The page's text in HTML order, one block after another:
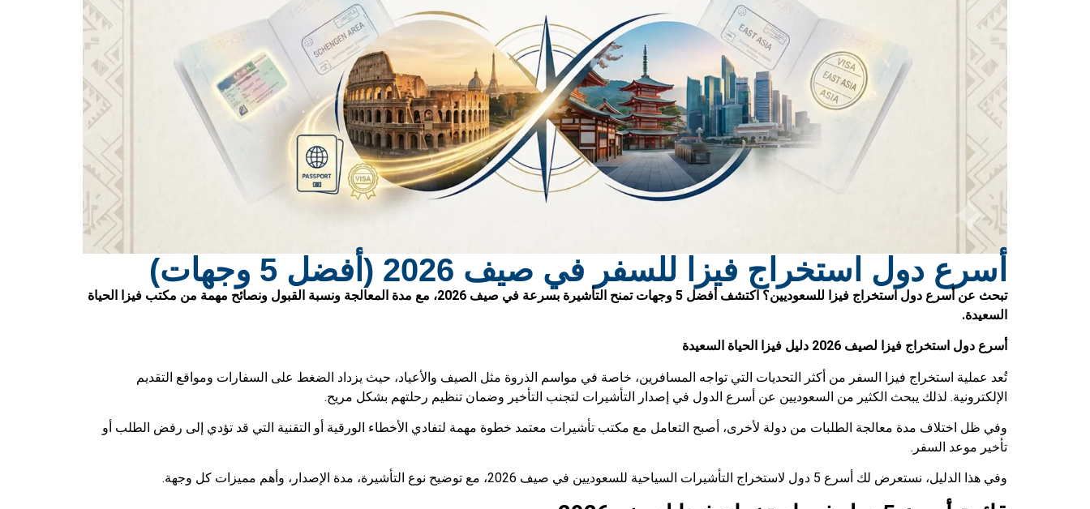
أسرع دول استخراج فيزا للسفر في صيف 2026 (أفضل 5 وجهات)
تبحث عن أسرع دول استخراج فيزا للسعوديين؟ اكتشف أفضل 5 وجهات تمنح التأشيرة بسرعة في صيف 2026، مع مدة المعالجة ونسبة القبول ونصائح مهمة من مكتب فيزا الحياة
السعيدة.
أسرع دول استخراج فيزا لصيف 2026 دليل فيزا الحياة السعيدة
تُعد عملية استخراج فيزا السفر من أكثر التحديات التي تواجه المسافرين، خاصة في مواسم الذروة مثل الصيف والأعياد، حيث يزداد الضغط على السفارات ومواقع التقديم
الإلكترونية. لذلك يبحث الكثير من السعوديين عن أسرع الدول في إصدار التأشيرات لتجنب التأخير وضمان تنظيم رحلتهم بشكل مريح.
وفي ظل اختلاف مدة معالجة الطلبات من دولة لأخرى، أصبح التعامل مع مكتب تأشيرات معتمد خطوة مهمة لتفادي الأخطاء الورقية أو التقنية التي قد تؤدي إلى رفض الطلب أو
تأخير موعد السفر.
وفي هذا الدليل، نستعرض لك أسرع 5 دول لاستخراج التأشيرات السياحية للسعوديين في صيف 2026، مع توضيح نوع التأشيرة، مدة الإصدار، وأهم مميزات كل وجهة.